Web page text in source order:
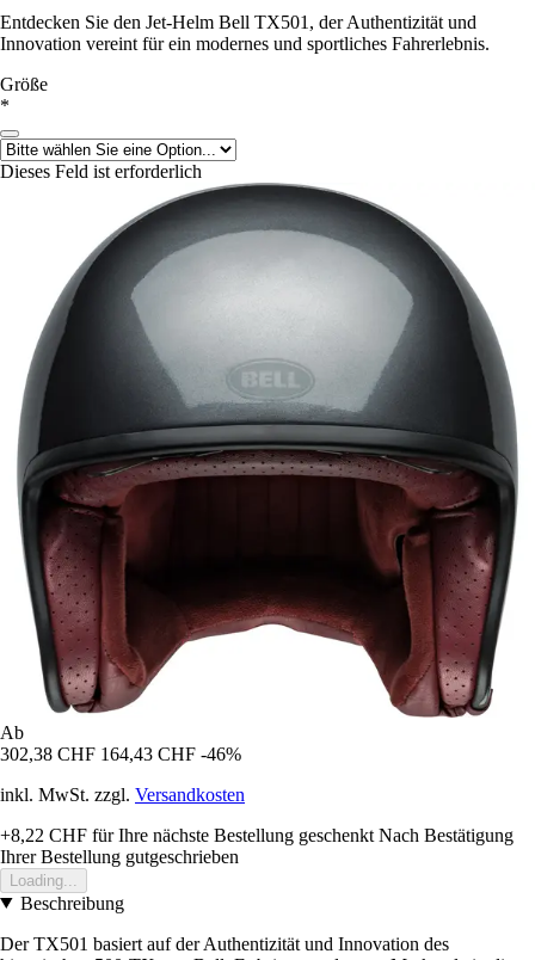
Entdecken Sie den Jet-Helm Bell TX501, der Authentizität und
Innovation vereint für ein modernes und sportliches Fahrerlebnis.
Größe
*
Dieses Feld ist erforderlich
Ab
302,38 CHF 164,43 CHF -46%
inkl. MwSt. zzgl. Versandkosten
+8,22 CHF für Ihre nächste Bestellung geschenkt Nach Bestätigung
Ihrer Bestellung gutgeschrieben
Loading...
Beschreibung
Der TX501 basiert auf der Authentizität und Innovation des